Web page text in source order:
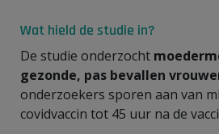
Wat hield de studie in?
De studie onderzocht
gezonde, pas bevallen
onderzoekers sporen aan van
covidvaccin tot 45 uur na de